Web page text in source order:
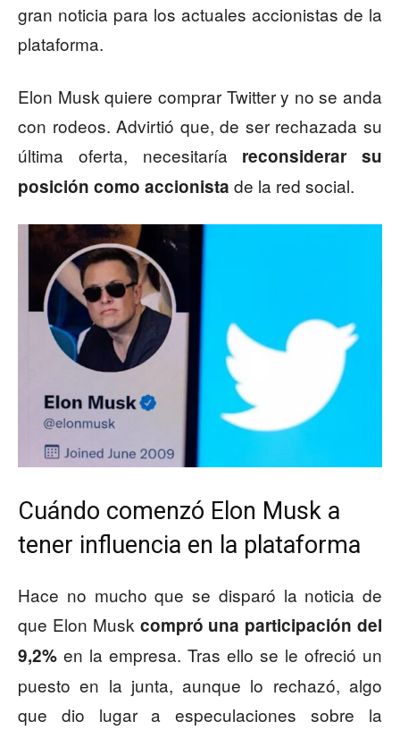
gran noticia para los actuales accionistas de la
plataforma.
Elon Musk quiere comprar Twitter y no se anda
con rodeos. Advirtió que, de ser rechazada su
última oferta, necesitaría reconsiderar su
posición como accionista de la red social.
Cuándo comenzó Elon Musk a
tener influencia en la plataforma
Hace no mucho que se disparó la noticia de
que Elon Musk compró una participación del
9,2% en la empresa. Tras ello se le ofreció un
puesto en la junta, aunque lo rechazó, algo
que dio lugar a especulaciones sobre la